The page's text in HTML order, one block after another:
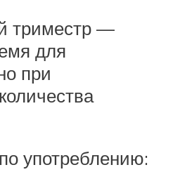
триместр —
для
при
употреблению: